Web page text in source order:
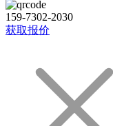
159-7302-2030
获取报价